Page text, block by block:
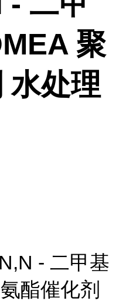
聚
水处理
- 二甲基
酯催化剂